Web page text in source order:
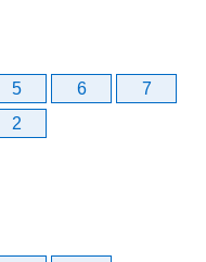
5 6
7
2